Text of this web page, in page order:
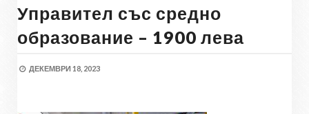
Управител със средно
образование – 1900 лева
ДЕКЕМВРИ 18, 2023